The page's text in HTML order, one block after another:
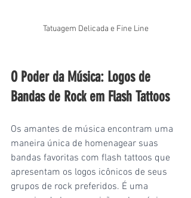
Tatuagem Delicada e Fine Line
O Poder da Música: Logos de
Bandas de Rock em Flash Tattoos
Os amantes de música encontram uma
maneira única de homenagear suas
bandas favoritas com flash tattoos que
apresentam os logos icônicos de seus
grupos de rock preferidos. É uma